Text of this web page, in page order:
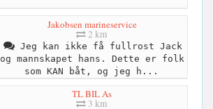
Jakobsen marineservice
2 km
Jeg kan ikke få fullrost Jack
og mannskapet hans. Dette er folk
som KAN båt, og jeg h...
TL BIL As
3 km